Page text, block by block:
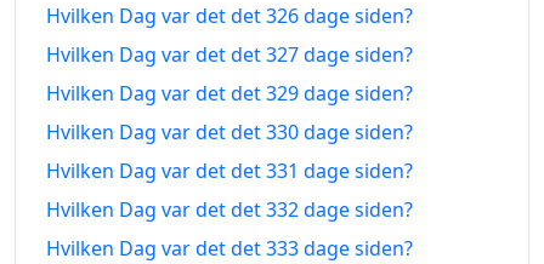
318 dage
siden
23.09.2025
318
fra-
nu
21.06.2027
319 dage
siden
22.09.2025
319
dage
fra-
nu
22.06.2027
Hvilken Dag var det det 326 dage siden?
Hvilken Dag var det det 327 dage siden?
Hvilken Dag var det det 329 dage siden?
Hvilken Dag var det det 330 dage siden?
Hvilken Dag var det det 331 dage siden?
Hvilken Dag var det det 332 dage siden?
Hvilken Dag var det det 333 dage siden?